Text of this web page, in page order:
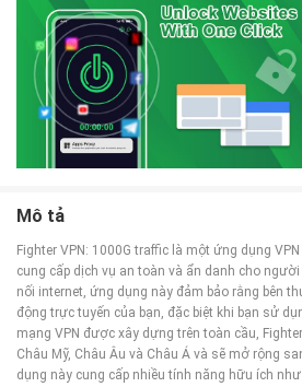
Mô tả
Fighter VPN: 1000G traffic là một ứng dụng
cung cấp dịch vụ an toàn và ẩn danh cho
nối internet, ứng dụng này đảm bảo rằng bên
động trực tuyến của bạn, đặc biệt khi bạn sử
mạng VPN được xây dựng trên toàn cầu,
Châu Mỹ, Châu Âu và Châu Á và sẽ mở rộng
dụng này cung cấp nhiều tính năng hữu ích